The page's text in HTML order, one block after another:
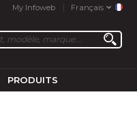
My Infoweb Français
PRODUITS